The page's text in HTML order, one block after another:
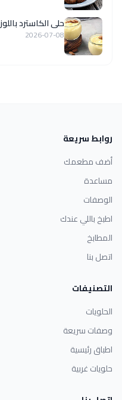
حلى الكاسترد باللوز
2026-07-08
روابط سريعة
أضف مطعمك
مساعدة
الوصفات
اطبخ باللي عندك
المطابخ
اتصل بنا
التصنيفات
الحلويات
وصفات سريعة
اطباق رئيسية
حلويات غربية